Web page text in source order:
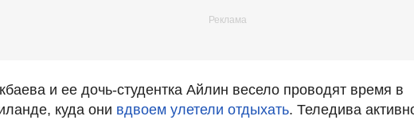
и ее дочь-студентка Айлин весело проводят время в
куда они вдвоем улетели отдыхать. Теледива